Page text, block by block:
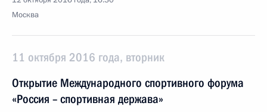
Москва
11 октября 2016 года, вторник
Открытие Международного спортивного форума
«Россия – спортивная держава»